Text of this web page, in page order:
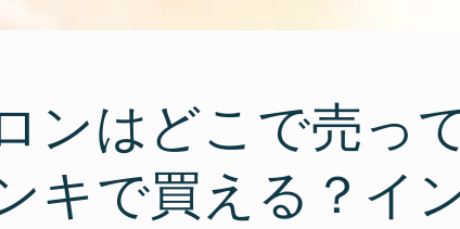
ンはどこで売っ
キで買える？イ